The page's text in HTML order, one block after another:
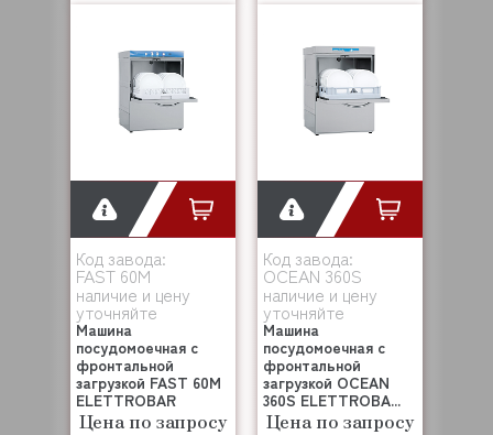
Код завода:
FAST 60M
наличие и цену
уточняйте
Машина
посудомоечная с
фронтальной
загрузкой FAST 60M
ELETTROBAR
Цена по запросу
Код завода:
OCEAN 360S
наличие и цену
уточняйте
Машина
посудомоечная с
фронтальной
загрузкой OCEAN
360S ELETTROBA...
Цена по запросу